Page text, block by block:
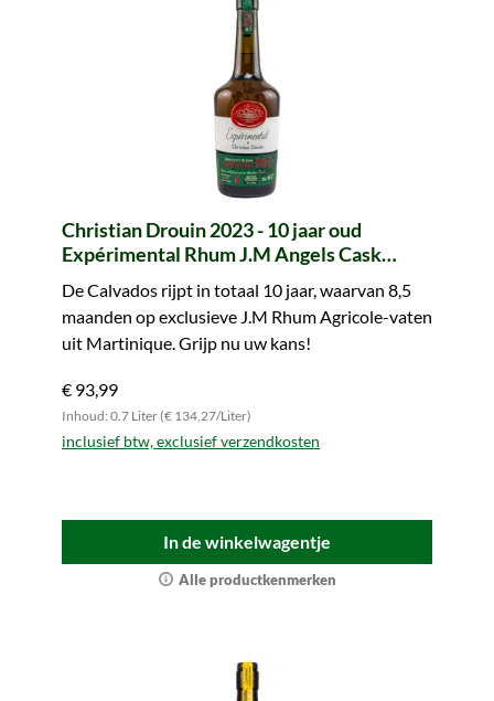
Christian Drouin 2023 - 10 jaar oud
Expérimental Rhum J.M Angels Cask
De Calvados rijpt in totaal 10 jaar, waarvan 8,5
maanden op exclusieve J.M Rhum Agricole-vaten
uit Martinique. Grijp nu uw kans!
€ 93,99
Inhoud: 0.7 Liter (€ 134,27/Liter)
inclusief btw, exclusief verzendkosten
In de winkelwagentje
Alle productkenmerken